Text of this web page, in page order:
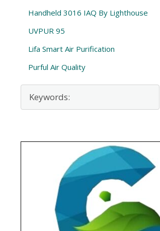
Handheld 3016 IAQ By Lighthouse
UVPUR 95
Lifa Smart Air Purification
Purful Air Quality